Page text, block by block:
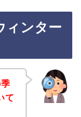
ィンター
て